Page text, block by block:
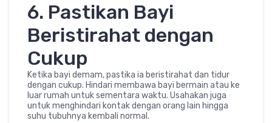
6. Pastikan Bayi
Beristirahat dengan
Cukup
Ketika bayi demam, pastika ia beristirahat dan tidur
dengan cukup. Hindari membawa bayi bermain atau ke
luar rumah untuk sementara waktu. Usahakan juga
untuk menghindari kontak dengan orang lain hingga
suhu tubuhnya kembali normal.